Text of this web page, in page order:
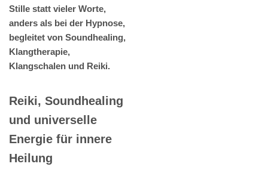
Stille statt vieler Worte,
anders als bei der Hypnose,
begleitet von Soundhealing,
Klangtherapie,
Klangschalen und Reiki.
Reiki, Soundhealing
und universelle
Energie für innere
Heilung